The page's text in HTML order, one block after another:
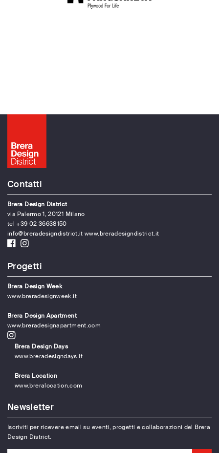
Contatti
Brera Design District
via Palermo 1, 20121 Milano
tel +39 02 36638150
info@breradesigndistrict.it www.breradesigndistrict.it
Progetti
Brera Design Week
www.breradesignweek.it
Brera Design Apartment
www.breradesignapartment.com
Brera Design Days
www.breradesigndays.it
Brera Location
www.breralocation.com
Newsletter
Iscriviti per ricevere email su eventi, progetti e collaborazioni del Brera
Design District.